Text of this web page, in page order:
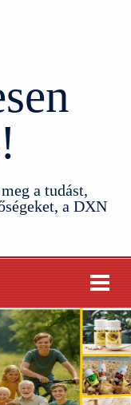
a tudást,
a DXN